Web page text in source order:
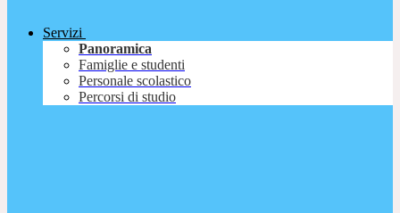
Servizi
Panoramica
Famiglie e studenti
Personale scolastico
Percorsi di studio